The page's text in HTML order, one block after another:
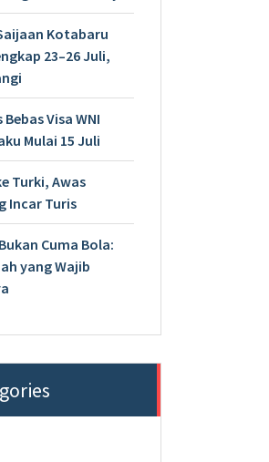
Kotabaru
23–26 Juli,
Visa WNI
Mulai 15 Juli
Turki, Awas
Incar Turis
Cuma Bola:
yang Wajib